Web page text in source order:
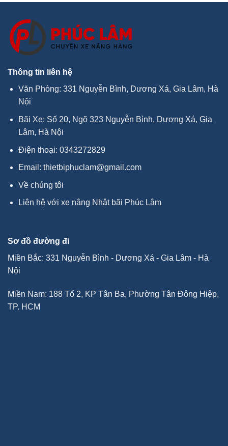
Thông tin liên hệ
Văn Phòng: 331 Nguyễn Bình, Dương Xá, Gia Lâm, Hà
Nội
Bãi Xe: Số 20, Ngõ 323 Nguyễn Bình, Dương Xá, Gia
Lâm, Hà Nội
Điện thoại: 0343272829
Email: thietbiphuclam@gmail.com
Về chúng tôi
Liên hệ với xe nâng Nhật bãi Phúc Lâm
Sơ đồ đường đi
Miền Bắc: 331 Nguyễn Bình - Dương Xá - Gia Lâm - Hà
Nội
Miền Nam: 188 Tổ 2, KP Tân Ba, Phường Tân Đông Hiệp,
TP. HCM